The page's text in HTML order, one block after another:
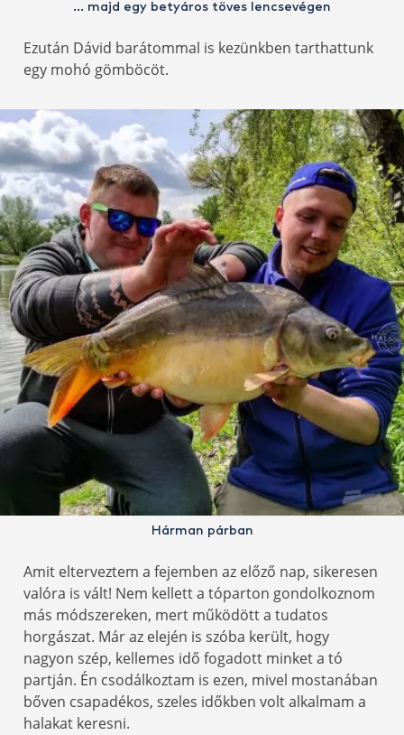
… majd egy betyáros töves lencsevégen
Ezután Dávid barátommal is kezünkben tarthattunk
egy mohó gömböcöt.
Hárman párban
Amit elterveztem a fejemben az előző nap, sikeresen
valóra is vált! Nem kellett a tóparton gondolkoznom
más módszereken, mert működött a tudatos
horgászat. Már az elején is szóba került, hogy
nagyon szép, kellemes idő fogadott minket a tó
partján. Én csodálkoztam is ezen, mivel mostanában
bőven csapadékos, szeles időkben volt alkalmam a
halakat keresni.